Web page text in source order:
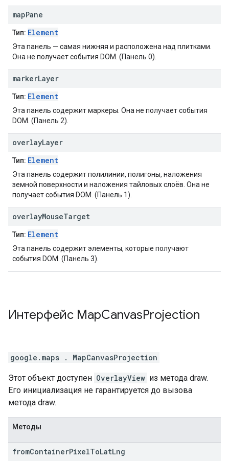
mapPane
Тип: Element
Эта панель — самая нижняя и расположена над плитками.
Она не получает события DOM. (Панель 0).
markerLayer
Тип: Element
Эта панель содержит маркеры. Она не получает события
DOM. (Панель 2).
overlayLayer
Тип: Element
Эта панель содержит полилинии, полигоны, наложения
земной поверхности и наложения тайловых слоёв. Она не
получает события DOM. (Панель 1).
overlayMouseTarget
Тип: Element
Эта панель содержит элементы, которые получают
события DOM. (Панель 3).
Интерфейс MapCanvasProjection
google.maps . MapCanvasProjection
Этот объект доступен OverlayView из метода draw.
Его инициализация не гарантируется до вызова
метода draw.
Методы
fromContainerPixelToLatLng